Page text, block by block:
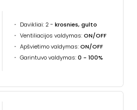
Davikliai: 2 - krosnies, gulto
Ventiliacijos valdymas:ON/OFF
Apšvietimo valdymas:ON/OFF
Garintuvo valdymas:0 - 100%